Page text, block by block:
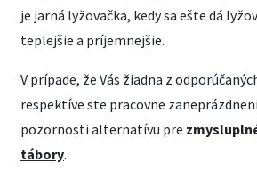
je jarná lyžovačka, kedy sa ešte dá
teplejšie a príjemnejšie.
V prípade, že Vás žiadna z
respektíve ste pracovne
pozornosti alternatívu pre
tábory.